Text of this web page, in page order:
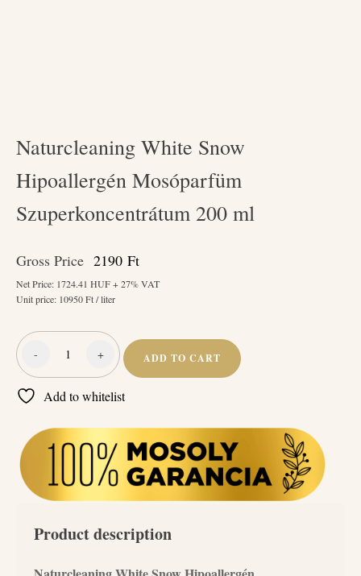
Naturcleaning White Snow
Hipoallergén Mosóparfüm
Szuperkoncentrátum 200 ml
Gross Price 2190 Ft
Net Price: 1724.41 HUF + 27% VAT
Unit price: 10950Ft / liter
-
Naturcleaning
Snow
Mosóparfüm
Szuperkoncentrátum
200
ml
quantity
+ ADD TO CART
Add to whitelist
Product description